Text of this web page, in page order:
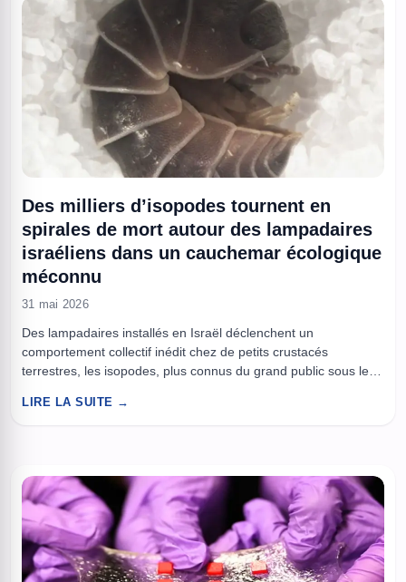
Des milliers d’isopodes tournent en
spirales de mort autour des lampadaires
israéliens dans un cauchemar écologique
méconnu
31 mai 2026
Des lampadaires installés en Israël déclenchent un
comportement collectif inédit chez de petits crustacés
terrestres, les isopodes, plus connus du grand public sous le
abris nocturnes et se mettent à tourner en cercle, parfois
LIRE LA SUITE →